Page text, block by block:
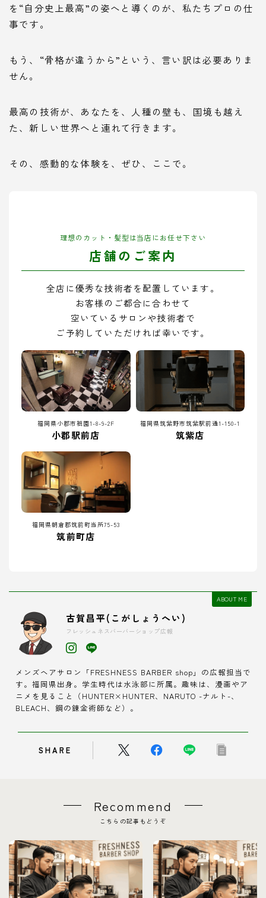
を“自分史上最高”の姿へと導くのが、私たちプロの仕
事です。
もう、“骨格が違うから”という、言い訳は必要ありま
せん。
最高の技術が、あなたを、人種の壁も、国境も越え
た、新しい世界へと連れて行きます。
その、感動的な体験を、ぜひ、ここで。
理想のカット・髪型は当店にお任せ下さい
店舗のご案内
全店に優秀な技術者を配置しています。
お客様のご都合に合わせて
空いているサロンや技術者で
ご予約していただければ幸いです。
福岡県小郡市祇園1-8-9-2F
小郡駅前店
福岡県筑紫野市筑紫駅前通1-150-1
筑紫店
福岡県朝倉郡筑前町当所75-53
筑前町店
ABOUT ME
古賀昌平(こがしょうへい)
フレッシュネスバーバーショップ広報
メンズヘアサロン「FRESHNESS BARBER shop」の広報担当で
す。福岡県出身。学生時代は水泳部に所属。趣味は、漫画やア
ニメを見ること（HUNTER×HUNTER、NARUTO -ナルト-、
BLEACH、鋼の錬金術師など）。
SHARE
Recommend
こちらの記事もどうぞ